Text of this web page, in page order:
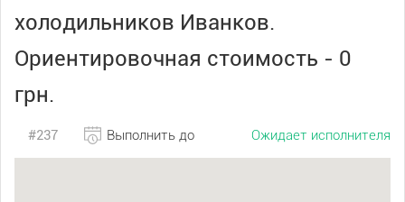
холодильников Иванков.
Ориентировочная стоимость - 0
грн.
#237 Ожидает исполнителя
Выполнить до